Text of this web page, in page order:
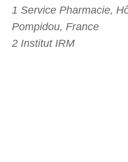
1 Service Pharmacie,
Pompidou, France
2 Institut IRM